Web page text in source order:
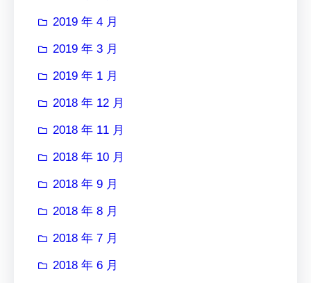
2019 年 4 月
2019 年 3 月
2019 年 1 月
2018 年 12 月
2018 年 11 月
2018 年 10 月
2018 年 9 月
2018 年 8 月
2018 年 7 月
2018 年 6 月